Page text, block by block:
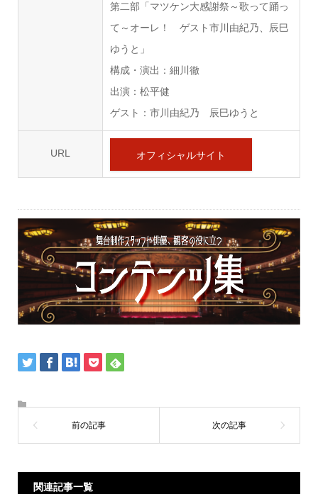
第二部「マツケン大感謝祭～歌って踊っ
て～オーレ！ ゲスト市川由紀乃、辰巳
ゆうと」
構成・演出：細川徹
出演：松平健
ゲスト：市川由紀乃 辰巳ゆうと
URL オフィシャルサイト
関連記事一覧